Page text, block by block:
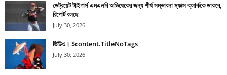
ডেট্রয়েট টাইগার্স এমএলবি অভিষেকের জন্য শীর্ষ সম্ভাবনা ম্যাক্স ক্লার্ককে ডাকবে,
রিপোর্ট বলছে
July 30, 2026
ভিডিও। $content.TitleNoTags
July 30, 2026